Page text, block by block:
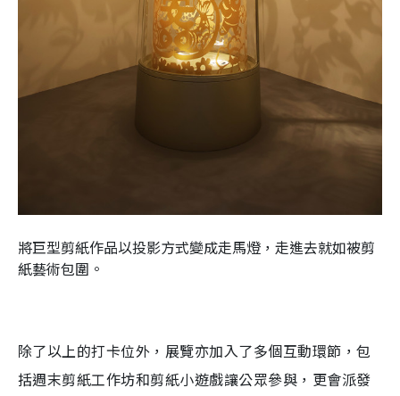
將巨型剪紙作品以投影方式變成走馬燈，走進去就如被剪
紙藝術包圍。
除了以上的打卡位外，展覽亦加入了多個互動環節，包
括週末剪紙工作坊和剪紙小遊戲讓公眾參與，更會派發